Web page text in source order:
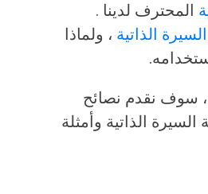
المحترف لدينا .
الذاتية ، ولماذا
، سوف نقدم نصائح
الذاتية وأمثلة